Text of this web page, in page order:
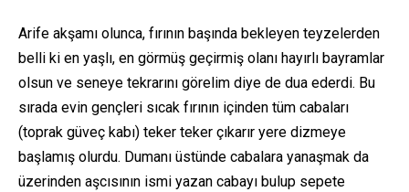
Arife akşamı olunca, fırının başında bekleyen teyzelerden
belli ki en yaşlı, en görmüş geçirmiş olanı hayırlı bayramlar
olsun ve seneye tekrarını görelim diye de dua ederdi. Bu
sırada evin gençleri sıcak fırının içinden tüm cabaları
(toprak güveç kabı) teker teker çıkarır yere dizmeye
başlamış olurdu. Dumanı üstünde cabalara yanaşmak da
üzerinden aşcısının ismi yazan cabayı bulup sepete